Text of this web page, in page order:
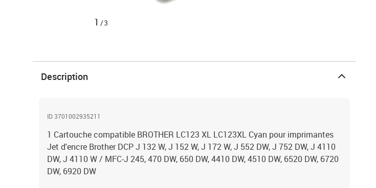
1 /3
Description
ID 3701002935211
1 Cartouche compatible BROTHER LC123 XL LC123XL Cyan pour imprimantes
Jet d'encre Brother DCP J 132 W, J 152 W, J 172 W, J 552 DW, J 752 DW, J 4110
DW, J 4110 W / MFC-J 245, 470 DW, 650 DW, 4410 DW, 4510 DW, 6520 DW, 6720
DW, 6920 DW